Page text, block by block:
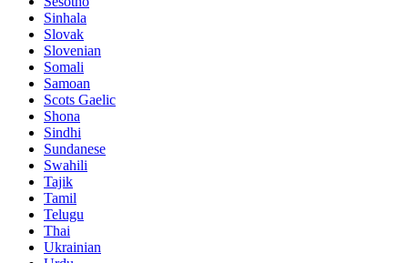
Sinhala
Slovak
Slovenian
Somali
Samoan
Scots Gaelic
Shona
Sindhi
Sundanese
Swahili
Tajik
Tamil
Telugu
Thai
Ukrainian